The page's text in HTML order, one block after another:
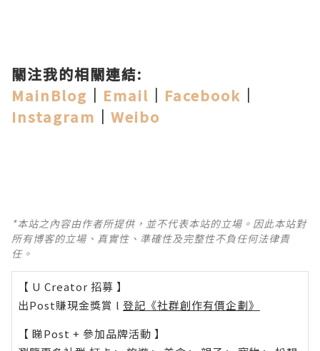
關注我的相關連結:
MainBlog ｜ Email ｜ Facebook ｜
Instagram ｜ Weibo
*本站之內容由作者所提供，並不代表本站的立場。因此本站對
所有博客的立場、真實性、準確性及完整性不負任何法律責
任。
【 U Creator 招募 】
出Post賺現金獎賞 l 登記《社群創作有價企劃》
【 睇Post + 參加品牌活動 】